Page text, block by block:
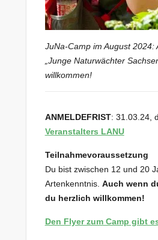
JuNa-Camp im August
„Junge Naturwächter
willkommen!
ANMELDEFRIST: 31.03.24,
Veranstalters LANU
Teilnahmevoraussetzung
Du bist zwischen 12 und 20
Artenkenntnis. Auch wenn
du herzlich willkommen!
Den Flyer zum Camp gibt